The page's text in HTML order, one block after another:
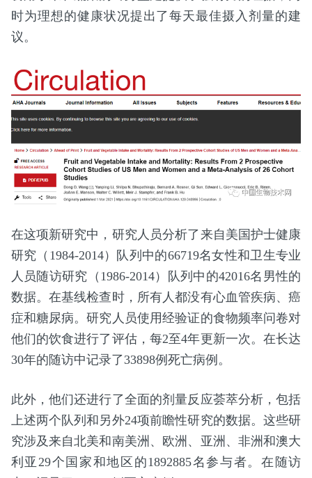
时为理想的健康状况提出了每天最佳摄入剂量的建
议。
在这项新研究中，研究人员分析了来自美国护士健康
研究（1984-2014）队列中的66719名女性和卫生专业
人员随访研究（1986-2014）队列中的42016名男性的
数据。在基线检查时，所有人都没有心血管疾病、癌
症和糖尿病。研究人员使用经验证的食物频率问卷对
他们的饮食进行了评估，每2至4年更新一次。在长达
30年的随访中记录了33898例死亡病例。
此外，他们还进行了全面的剂量反应荟萃分析，包括
上述两个队列和另外24项前瞻性研究的数据。这些研
究涉及来自北美和南美洲、欧洲、亚洲、非洲和澳大
利亚29个国家和地区的1892885名参与者。在随访